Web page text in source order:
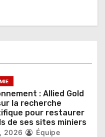
: Allied Gold
la recherche
pour restaurer
de ses sites miniers
2026
Équipe